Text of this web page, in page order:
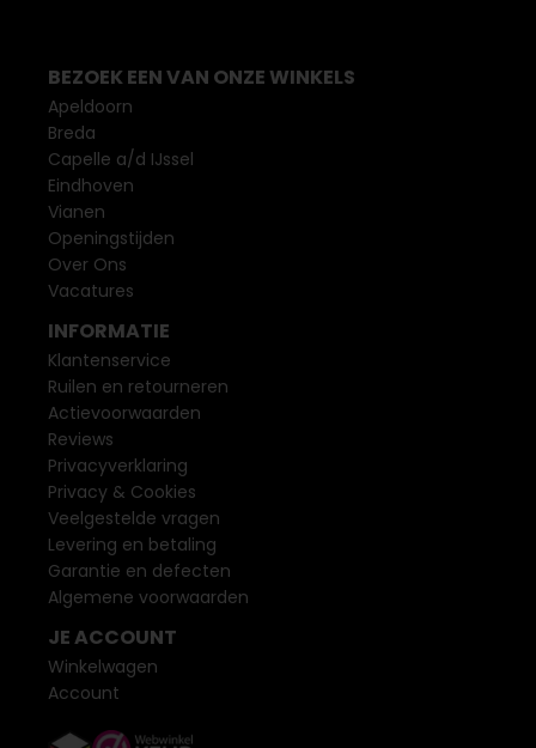
BEZOEK EEN VAN ONZE WINKELS
Apeldoorn
Breda
Capelle a/d IJssel
Eindhoven
Vianen
Openingstijden
Over Ons
Vacatures
INFORMATIE
Klantenservice
Ruilen en retourneren
Actievoorwaarden
Reviews
Privacyverklaring
Privacy & Cookies
Veelgestelde vragen
Levering en betaling
Garantie en defecten
Algemene voorwaarden
JE ACCOUNT
Winkelwagen
Account